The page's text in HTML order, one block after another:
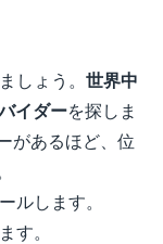
しょう。 世界中
イダーを探しま
があるほど、位
ルします。
す。